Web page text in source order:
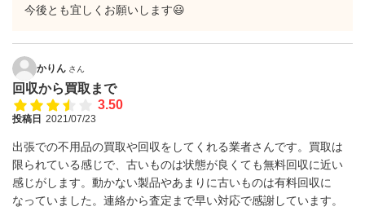
今後とも宜しくお願いします😃
かりん さん
回収から買取まで
3.50
投稿日 2021/07/23
出張での不用品の買取や回収をしてくれる業者さんです。買取は
限られている感じで、古いものは状態が良くても無料回収に近い
感じがします。動かない製品やあまりに古いものは有料回収に
なっていました。連絡から査定まで早い対応で感謝しています。